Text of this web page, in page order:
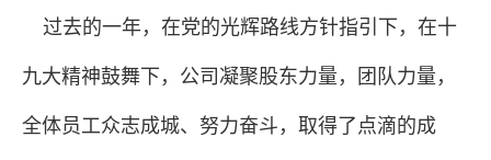
过去的一年，在党的光辉路线方针指引下，在十
九大精神鼓舞下，公司凝聚股东力量，团队力量，
全体员工众志成城、努力奋斗，取得了点滴的成